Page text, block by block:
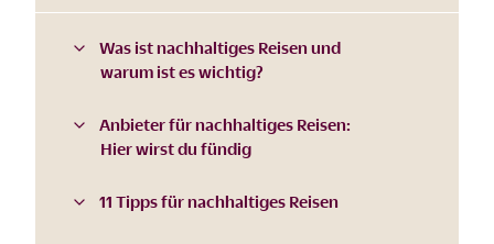
Was ist nachhaltiges Reisen und
warum ist es wichtig?
Anbieter für nachhaltiges Reisen:
Hier wirst du fündig
11 Tipps für nachhaltiges Reisen